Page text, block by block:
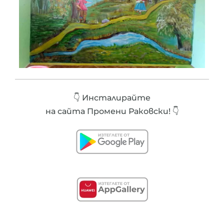
👇 Инсталирайте
на сайта Промени Раковски! 👇